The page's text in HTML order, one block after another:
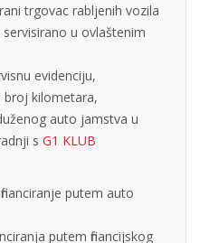
trgovac rabljenih vozila
u ovlaštenim
evidenciju,
kilometara,
auto jamstva u
s G1 KLUB
putem auto
putem financijskog